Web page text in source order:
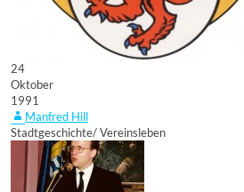
24
Oktober
1991
Manfred Hill
Stadtgeschichte/ Vereinsleben